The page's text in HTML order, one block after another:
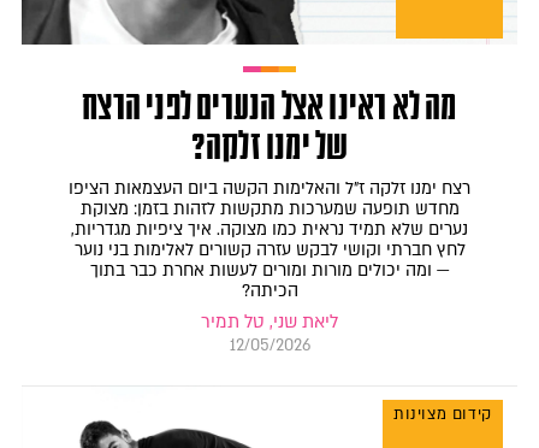
מה לא ראינו אצל הנערים לפני הרצח
של ימנו זלקה?
רצח ימנו זלקה ז״ל והאלימות הקשה ביום העצמאות הציפו
מחדש תופעה שמערכות מתקשות לזהות בזמן: מצוקת
נערים שלא תמיד נראית כמו מצוקה. איך ציפיות מגדריות,
לחץ חברתי וקושי לבקש עזרה קשורים לאלימות בני נוער
— ומה יכולים מורות ומורים לעשות אחרת כבר בתוך
הכיתה?
ליאת שני, טל תמיר
12/05/2026
קידום מצוינות